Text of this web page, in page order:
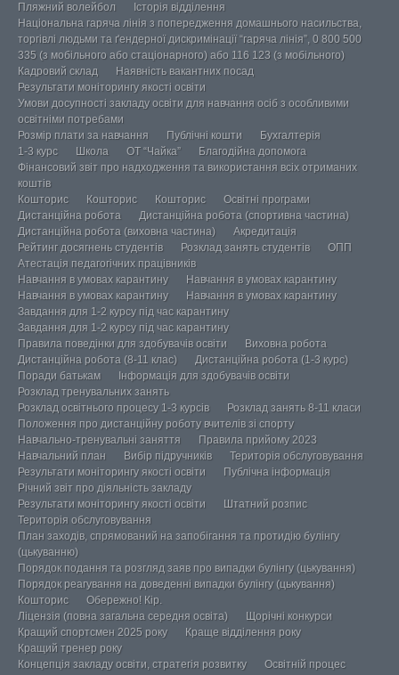
Пляжний волейбол
Історія відділення
Національна гаряча лінія з попередження домашнього насильства,
торгівлі людьми та ґендерної дискримінації “гаряча лінія”, 0 800 500
335 (з мобільного або стаціонарного) або 116 123 (з мобільного)
Кадровий склад
Наявність вакантних посад
Результати моніторингу якості освіти
Умови досупності закладу освіти для навчання осіб з особливими
освітніми потребами
Розмір плати за навчання
Публічні кошти
Бухгалтерія
1-3 курс
Школа ОТ “Чайка”
Благодійна допомога
Фінансовий звіт про надходження та використання всіх отриманих
коштів
Кошторис
Кошторис Кошторис
Освітні програми
Дистанційна робота
Дистанційна робота (спортивна частина)
Дистанційна робота (виховна частина)
Акредитація
Рейтинг досягнень студентів
Розклад занять студентів
ОПП
Атестація педагогічних працівників
Навчання в умовах карантину
Навчання в умовах карантину
Навчання в умовах карантину
Навчання в умовах карантину
Завдання для 1-2 курсу під час карантину
Завдання для 1-2 курсу під час карантину
Правила поведінки для здобувачів освіти
Виховна робота
Дистанційна робота (8-11 клас)
Дистанційна робота (1-3 курс)
Поради батькам
Інформація для здобувачів освіти
Розклад тренувальних занять
Розклад освітнього процесу 1-3 курсів
Розклад занять 8-11 класи
Положення про дистанційну роботу вчителів зі спорту
Навчально-тренувальні заняття
Правила прийому 2023
Навчальний план
Вибір підручників
Територія обслуговування
Результати моніторингу якості освіти
Публічна інформація
Річний звіт про діяльність закладу
Результати моніторингу якості освіти
Штатний розпис
Територія обслуговування
План заходів, спрямований на запобігання та протидію булінгу
(цькуванню)
Порядок подання та розгляд заяв про випадки булінгу (цькування)
Порядок реагування на доведенні випадки булінгу (цькування)
Кошторис
Обережно! Кір.
Ліцензія (повна загальна середня освіта)
Щорічні конкурси
Кращий спортсмен 2025 року
Краще відділення року
Кращий тренер року
Концепція закладу освіти, стратегія розвитку
Освітній процес